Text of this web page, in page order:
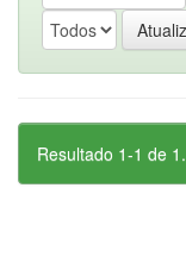
Resultado 1-1 de 1.